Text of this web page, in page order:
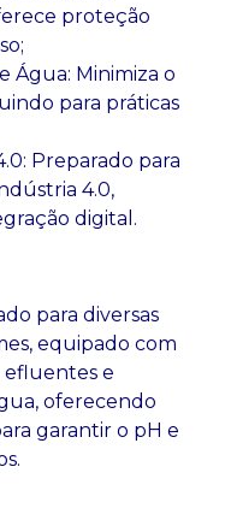
proteção
Água: Minimiza o
para práticas
Preparado para
4.0,
digital.
para diversas
equipado com
efluentes e
oferecendo
garantir o pH e